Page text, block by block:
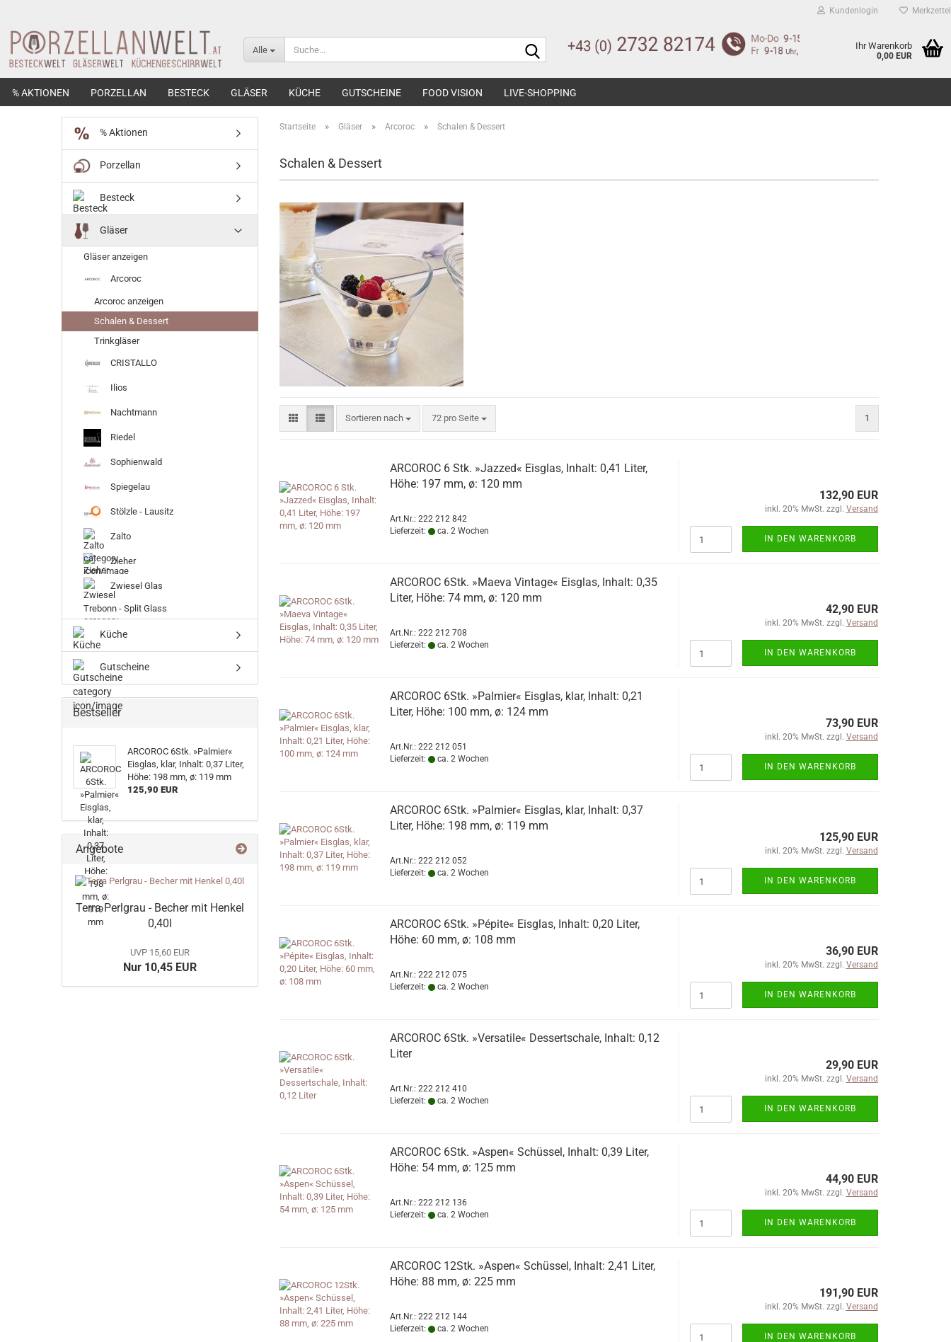
Kundenlogin Merkzettel
Alle
Suche... Ihr Warenkorb
0,00 EUR
% AKTIONEN PORZELLAN BESTECK GLÄSER KÜCHE GUTSCHEINE FOOD VISION LIVE-SHOPPING
Startseite » Gläser » Arcoroc » Schalen & Dessert
Schalen & Dessert
Sortieren nach
Sortieren nach 72 pro Seite
pro Seite 1
ARCOROC 6 Stk. »Jazzed« Eisglas, Inhalt: 0,41 Liter,
Höhe: 197 mm, ø: 120 mm
Art.Nr.: 222 212 842
Lieferzeit:
ca. 2 Wochen
132,90 EUR
inkl. 20% MwSt. zzgl. Versand
IN DEN WARENKORB
ARCOROC 6Stk. »Maeva Vintage« Eisglas, Inhalt: 0,35
Liter, Höhe: 74 mm, ø: 120 mm
Art.Nr.: 222 212 708
Lieferzeit:
ca. 2 Wochen
42,90 EUR
inkl. 20% MwSt. zzgl. Versand
IN DEN WARENKORB
ARCOROC 6Stk. »Palmier« Eisglas, klar, Inhalt: 0,21
Liter, Höhe: 100 mm, ø: 124 mm
Art.Nr.: 222 212 051
Lieferzeit:
ca. 2 Wochen
73,90 EUR
inkl. 20% MwSt. zzgl. Versand
IN DEN WARENKORB
ARCOROC 6Stk. »Palmier« Eisglas, klar, Inhalt: 0,37
Liter, Höhe: 198 mm, ø: 119 mm
Art.Nr.: 222 212 052
Lieferzeit:
ca. 2 Wochen
125,90 EUR
inkl. 20% MwSt. zzgl. Versand
IN DEN WARENKORB
ARCOROC 6Stk. »Pépite« Eisglas, Inhalt: 0,20 Liter,
Höhe: 60 mm, ø: 108 mm
Art.Nr.: 222 212 075
Lieferzeit:
ca. 2 Wochen
36,90 EUR
inkl. 20% MwSt. zzgl. Versand
IN DEN WARENKORB
ARCOROC 6Stk. »Versatile« Dessertschale, Inhalt: 0,12
Liter
Art.Nr.: 222 212 410
Lieferzeit:
ca. 2 Wochen
29,90 EUR
inkl. 20% MwSt. zzgl. Versand
IN DEN WARENKORB
ARCOROC 6Stk. »Aspen« Schüssel, Inhalt: 0,39 Liter,
Höhe: 54 mm, ø: 125 mm
Art.Nr.: 222 212 136
Lieferzeit:
ca. 2 Wochen
44,90 EUR
inkl. 20% MwSt. zzgl. Versand
IN DEN WARENKORB
ARCOROC 12Stk. »Aspen« Schüssel, Inhalt: 2,41 Liter,
Höhe: 88 mm, ø: 225 mm
Art.Nr.: 222 212 144
Lieferzeit:
ca. 2 Wochen
191,90 EUR
inkl. 20% MwSt. zzgl. Versand
IN DEN WARENKORB
% Aktionen
Porzellan
Besteck
Gläser
Gläser anzeigen
Arcoroc
Arcoroc anzeigen
Schalen & Dessert
Trinkgläser
CRISTALLO
Ilios
Nachtmann
Riedel
Sophienwald
Spiegelau
Stölzle - Lausitz
Zalto
Zieher
Zwiesel Glas
Trebonn - Split Glass
Küche
Gutscheine
Bestseller
ARCOROC 6Stk. »Palmier«
Eisglas, klar, Inhalt: 0,37 Liter,
Höhe: 198 mm, ø: 119 mm
125,90 EUR
Angebote
Terra Perlgrau - Becher mit Henkel
0,40l
UVP 15,60 EUR
Nur 10,45 EUR